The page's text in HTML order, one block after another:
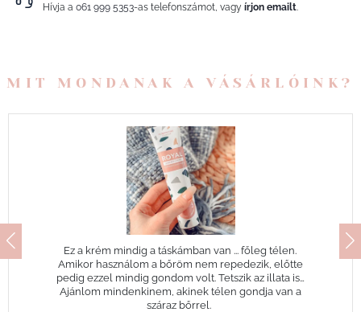
Hívja a061 999 5353-as telefonszámot, vagyírjon emailt
MIT MONDANAK A VÁSÁRLÓINK?
Ez a krém mindig a táskámban van ... főleg télen.
Amikor használom a bőröm nem repedezik, előtte
pedig ezzel mindig gondom volt. Tetszik az illata is…
Ajánlom mindenkinem, akinek télen gondja van a
száraz bőrrel.